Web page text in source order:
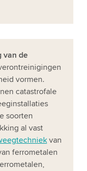
van de
vormen.
catastrofale
soorten
al vast
van
ferrometalen